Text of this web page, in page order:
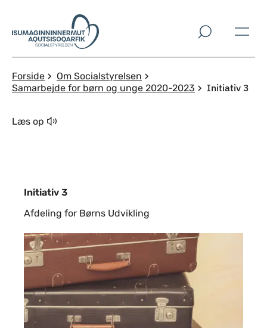
Spring til indholdssektion
Forside
Om Socialstyrelsen
Samarbejde for børn og unge 2020-2023
Initiativ 3
Læs op
Initiativ 3
Afdeling for Børns Udvikling
Formål